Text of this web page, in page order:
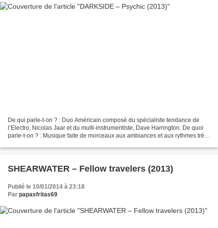
De qui parle-t-on ? : Duo Américain composé du spécialiste tendance de
l’Electro, Nicolas Jaar et du multi-instrumentiste, Dave Harrington. De quoi
parle-t-on ? : Musique faite de morceaux aux ambiances et aux rythmes très
SHEARWATER – Fellow travelers (2013)
Publié le 10/01/2014 à 23:18
Par papasfritas69